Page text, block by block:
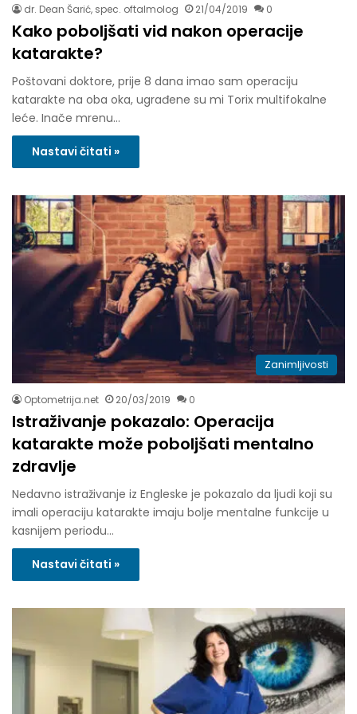
dr. Dean Šarić, spec. oftalmolog 21/04/2019 0
Kako poboljšati vid nakon operacije
katarakte?
Poštovani doktore, prije 8 dana imao sam operaciju
katarakte na oba oka, ugrađene su mi Torix multifokalne
leće. Inače mrenu…
Nastavi čitati »
Zanimljivosti
Optometrija.net 20/03/2019 0
Istraživanje pokazalo: Operacija
katarakte može poboljšati mentalno
zdravlje
Nedavno istraživanje iz Engleske je pokazalo da ljudi koji su
imali operaciju katarakte imaju bolje mentalne funkcije u
kasnijem periodu…
Nastavi čitati »